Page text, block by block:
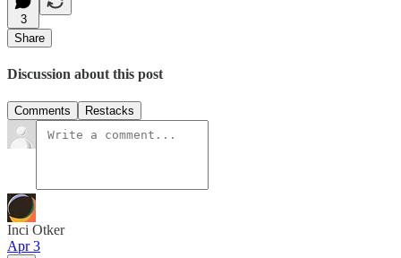
3
Share
Discussion about this post
Comments Restacks
Inci Otker
Apr 3